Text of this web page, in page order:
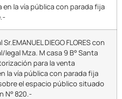
en la vía pública con parada fija
Sr.EMANUEL DIEGO FLORES con
legal Mza. M casa 9 B° Santa
para la venta
la vía pública con parada fija
el espacio público situado
N° 820.-